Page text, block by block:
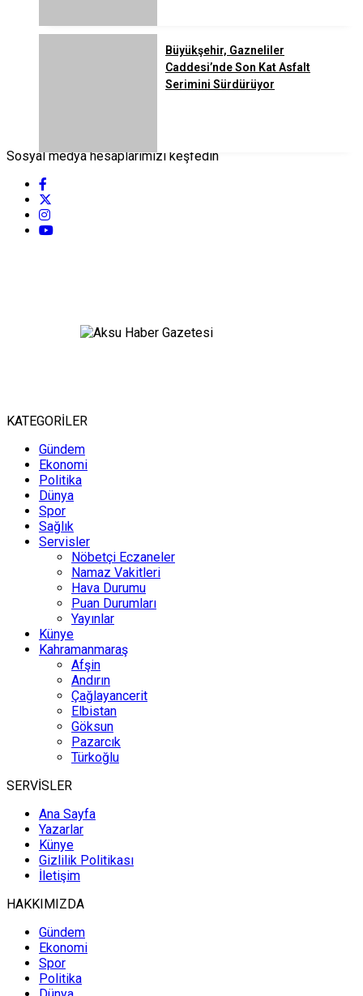
Büyükşehir, Gazneliler
Caddesi’nde Son Kat Asfalt
Serimini Sürdürüyor
Sosyal medya hesaplarımızı keşfedin
KATEGORİLER
Gündem
Ekonomi
Politika
Dünya
Spor
Sağlık
Servisler
Nöbetçi Eczaneler
Namaz Vakitleri
Hava Durumu
Puan Durumları
Yayınlar
Künye
Kahramanmaraş
Afşin
Andırın
Çağlayancerit
Elbistan
Göksun
Pazarcık
Türkoğlu
SERVİSLER
Ana Sayfa
Yazarlar
Künye
Gizlilik Politikası
İletişim
HAKKIMIZDA
Gündem
Ekonomi
Spor
Politika